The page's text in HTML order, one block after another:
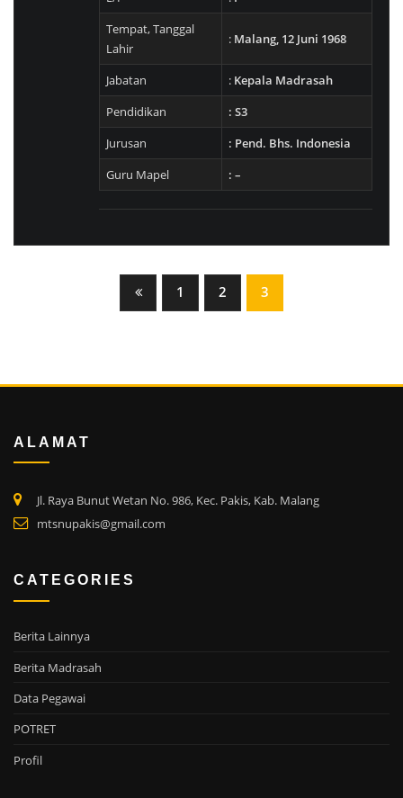
Tempat, Tanggal
Lahir
: Malang, 12 Juni 1968
Jabatan : Kepala Madrasah
Pendidikan
: S3
Jurusan
: Pend. Bhs. Indonesia
Guru Mapel
: –
1 2 3
ALAMAT
Jl. Raya Bunut Wetan No. 986, Kec. Pakis, Kab. Malang
mtsnupakis@gmail.com
CATEGORIES
Berita Lainnya
Berita Madrasah
Data Pegawai
POTRET
Profil